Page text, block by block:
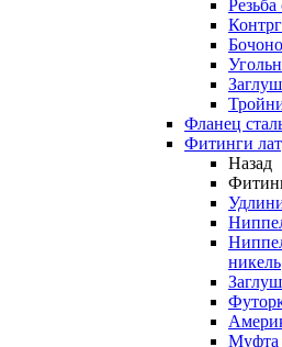
Фланец
Фитинги
Назад
никель
Муфта